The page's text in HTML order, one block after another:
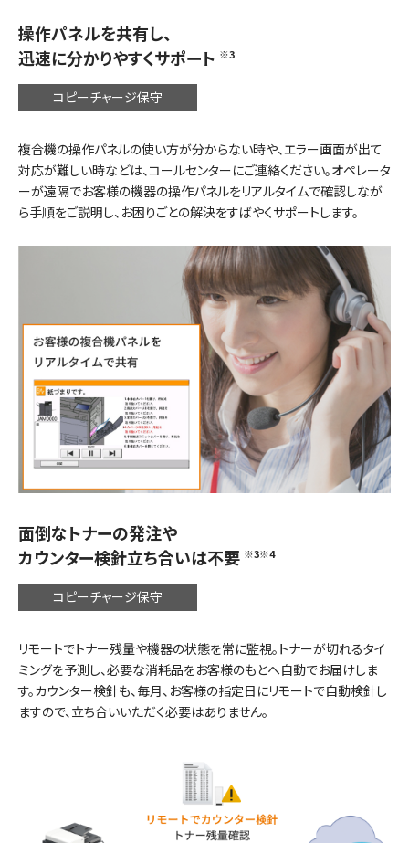
e
操作パネルを共有し、
迅速に分かりやすくサポート ※3
コピーチャージ保守
複合機の操作パネルの使い方が分からない時や、エラー画面が出て
対応が難しい時などは、コールセンターにご連絡ください。オペレータ
ーが遠隔でお客様の機器の操作パネルをリアルタイムで確認しなが
ら手順をご説明し、お困りごとの解決をすばやくサポートします。
面倒なトナーの発注や
カウンター検針立ち合いは不要 ※3※4
コピーチャージ保守
リモートでトナー残量や機器の状態を常に監視。トナーが切れるタイ
ミングを予測し、必要な消耗品をお客様のもとへ自動でお届けしま
す。カウンター検針も、毎月、お客様の指定日にリモートで自動検針し
ますので、立ち合いいただく必要はありません。